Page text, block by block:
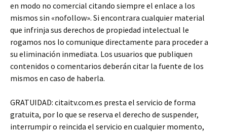
en modo no comercial citando siempre el enlace a los
mismos sin «nofollow». Si encontrara cualquier material
que infrinja sus derechos de propiedad intelectual le
rogamos nos lo comunique directamente para proceder a
su eliminación inmediata. Los usuarios que publiquen
contenidos o comentarios deberán citar la fuente de los
mismos en caso de haberla.
GRATUIDAD: citaitv.com.es presta el servicio de forma
gratuita, por lo que se reserva el derecho de suspender,
interrumpir o reincida el servicio en cualquier momento,